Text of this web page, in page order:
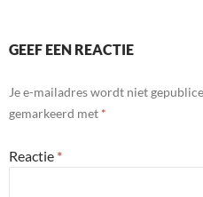
GEEF EEN REACTIE
Je e-mailadres wordt niet
gemarkeerd met *
Reactie *